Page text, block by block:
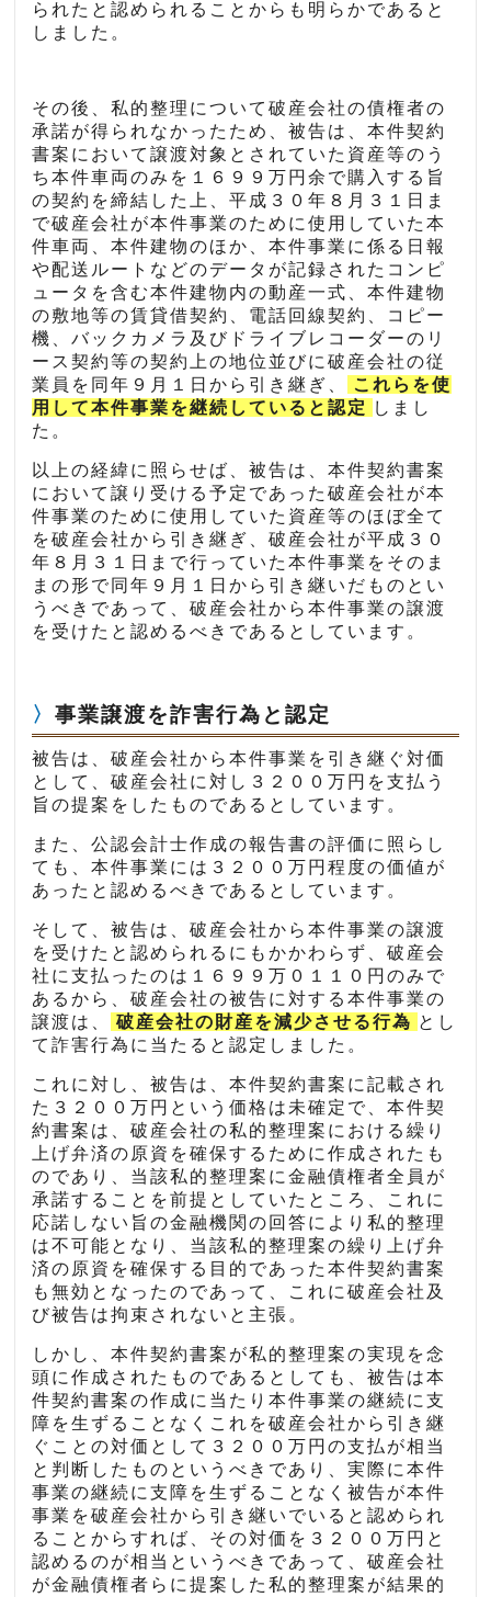
られたと認められることからも明らかであると
しました。
その後、私的整理について破産会社の債権者の
承諾が得られなかったため、被告は、本件契約
書案において譲渡対象とされていた資産等のう
ち本件車両のみを１６９９万円余で購入する旨
の契約を締結した上、平成３０年８月３１日ま
で破産会社が本件事業のために使用していた本
件車両、本件建物のほか、本件事業に係る日報
や配送ルートなどのデータが記録されたコンピ
ュータを含む本件建物内の動産一式、本件建物
の敷地等の賃貸借契約、電話回線契約、コピー
機、バックカメラ及びドライブレコーダーのリ
ース契約等の契約上の地位並びに破産会社の従
業員を同年９月１日から引き継ぎ、
これらを使
用して本件事業を継続していると認定
しまし
た。
以上の経緯に照らせば、被告は、本件契約書案
において譲り受ける予定であった破産会社が本
件事業のために使用していた資産等のほぼ全て
を破産会社から引き継ぎ、破産会社が平成３０
年８月３１日まで行っていた本件事業をそのま
まの形で同年９月１日から引き継いだものとい
うべきであって、破産会社から本件事業の譲渡
を受けたと認めるべきであるとしています。
事業譲渡を詐害行為と認定
被告は、破産会社から本件事業を引き継ぐ対価
として、破産会社に対し３２００万円を支払う
旨の提案をしたものであるとしています。
また、公認会計士作成の報告書の評価に照らし
ても、本件事業には３２００万円程度の価値が
あったと認めるべきであるとしています。
そして、被告は、破産会社から本件事業の譲渡
を受けたと認められるにもかかわらず、破産会
社に支払ったのは１６９９万０１１０円のみで
あるから、破産会社の被告に対する本件事業の
譲渡は、
破産会社の財産を減少させる行為 とし
て詐害行為に当たると認定しました。
これに対し、被告は、本件契約書案に記載され
た３２００万円という価格は未確定で、本件契
約書案は、破産会社の私的整理案における繰り
上げ弁済の原資を確保するために作成されたも
のであり、当該私的整理案に金融債権者全員が
承諾することを前提としていたところ、これに
応諾しない旨の金融機関の回答により私的整理
は不可能となり、当該私的整理案の繰り上げ弁
済の原資を確保する目的であった本件契約書案
も無効となったのであって、これに破産会社及
び被告は拘束されないと主張。
しかし、本件契約書案が私的整理案の実現を念
頭に作成されたものであるとしても、被告は本
件契約書案の作成に当たり本件事業の継続に支
障を生ずることなくこれを破産会社から引き継
ぐことの対価として３２００万円の支払が相当
と判断したものというべきであり、実際に本件
事業の継続に支障を生ずることなく被告が本件
事業を破産会社から引き継いでいると認められ
ることからすれば、その対価を３２００万円と
認めるのが相当というべきであって、破産会社
が金融債権者らに提案した私的整理案が結果的